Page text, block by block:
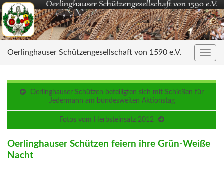
Oerlinghauser Schützengesellschaft von 1590 e.V.
Oerlinghauser Schützen beteiligten sich mit Schießen für
Jedermann am bundesweiten Aktionstag
Fotos vom Herbsteinsatz 2012
Oerlinghauser Schützen feiern ihre Grün-Weiße
Nacht